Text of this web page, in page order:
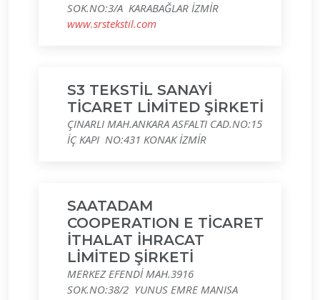
SOK.NO:3/A KARABAĞLAR İZMİR
www.srstekstil.com
S3 TEKSTİL SANAYİ
TİCARET LİMİTED ŞİRKETİ
ÇINARLI MAH.ANKARA ASFALTI CAD.NO:15
İÇ KAPI NO:431 KONAK İZMİR
SAATADAM
COOPERATION E TİCARET
İTHALAT İHRACAT
LİMİTED ŞİRKETİ
MERKEZ EFENDİ MAH.3916
SOK.NO:38/2 YUNUS EMRE MANISA